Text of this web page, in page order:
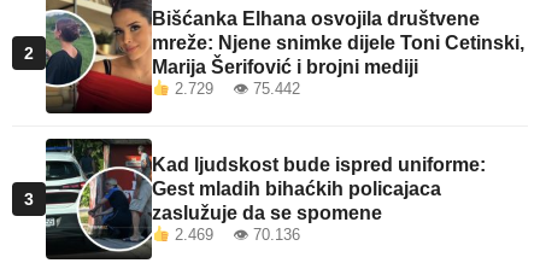
2
Bišćanka Elhana osvojila društvene
mreže: Njene snimke dijele Toni Cetinski,
Marija Šerifović i brojni mediji
2.729 👁 75.442
3
Kad ljudskost bude ispred uniforme:
Gest mladih bihaćkih policajaca
zaslužuje da se spomene
2.469 👁 70.136